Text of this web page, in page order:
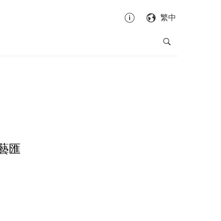
繁中
匯